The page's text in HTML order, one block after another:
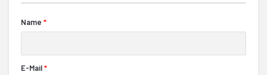
Name *
E-Mail*